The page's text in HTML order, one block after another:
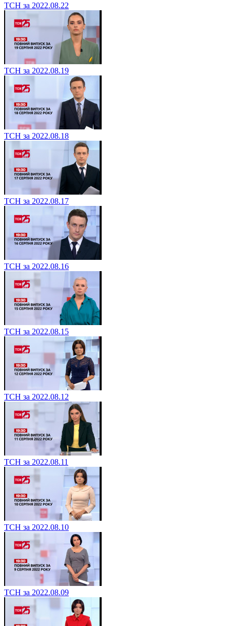
ТСН за 2022.08.22
ТСН за 2022.08.19
ТСН за 2022.08.18
ТСН за 2022.08.17
ТСН за 2022.08.16
ТСН за 2022.08.15
ТСН за 2022.08.12
ТСН за 2022.08.11
ТСН за 2022.08.10
ТСН за 2022.08.09